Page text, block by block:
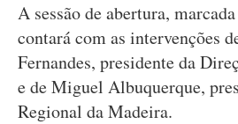
A sessão de abertura,
contará com as intervenções
Fernandes, presidente da
e de Miguel Albuquerque,
Regional da Madeira.